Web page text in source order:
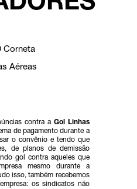
Corneta
Aéreas
contra a Gol Linhas
de pagamento durante a
o convênio e tendo que
de planos de demissão
gol contra aqueles que
mesmo durante a
isso, também recebemos
os sindicatos não